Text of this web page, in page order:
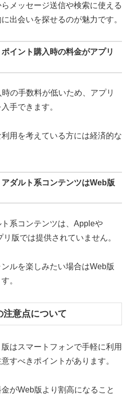
メッセージ送信や検索に使える
出会いを探せるのが魅力です。
イント購入時の料金がアプリ
の手数料が低いため、アプリ
手できます。
用を考えている方には経済的な
ダルト系コンテンツはWeb版
系コンテンツは、Appleや
版では提供されていません。
ルを楽しみたい場合はWeb版
。
注意点について
はスマートフォンで手軽に利用
すべきポイントがあります。
がWeb版より割高になること